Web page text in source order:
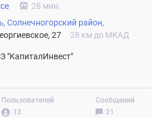
Пользователей
13
Сообщений
21
28 мин.
Солнечногорский район,
27 28 км до МКАД
"КапиталИнвест"